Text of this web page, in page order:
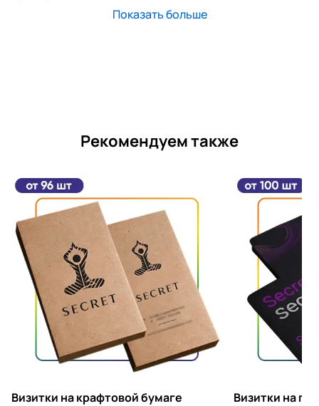
Показать больше
Рекомендуем также
Визитки на крафтовой бумаге Визитки на